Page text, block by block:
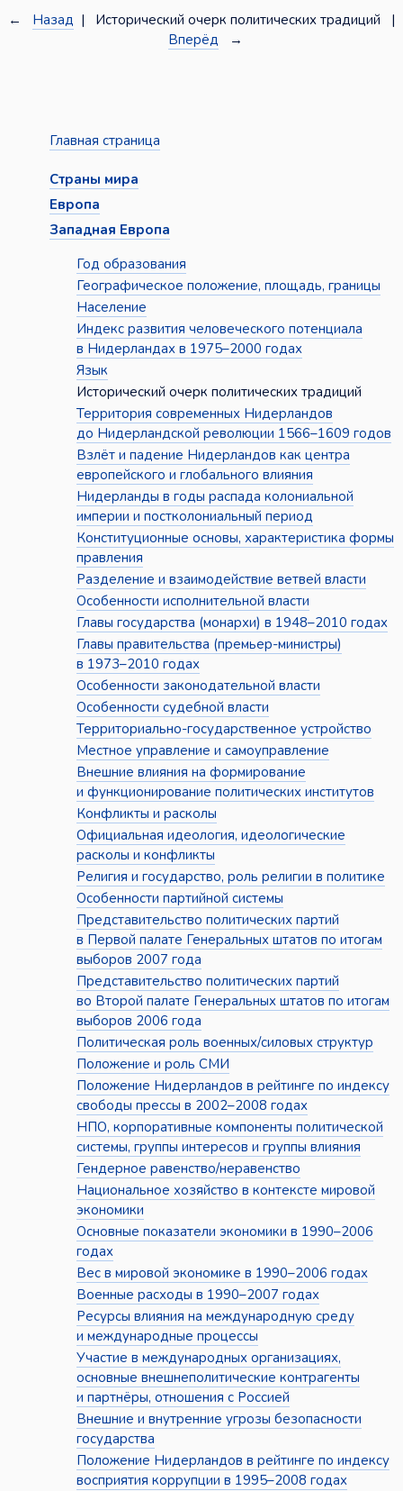
← Назад | Исторический очерк политических традиций |
Вперёд →
Главная страница
Страны мира
Европа
Западная Европа
Год образования
Географическое положение, площадь, границы
Население
Индекс развития человеческого потенциала
в Нидерландах в 1975–2000 годах
Язык
Исторический очерк политических традиций
Территория современных Нидерландов
до Нидерландской революции 1566–1609 годов
Взлёт и падение Нидерландов как центра
европейского и глобального влияния
Нидерланды в годы распада колониальной
империи и постколониальный период
Конституционные основы, характеристика формы
правления
Разделение и взаимодействие ветвей власти
Особенности исполнительной власти
Главы государства (монархи) в 1948–2010 годах
Главы правительства (премьер-министры)
в 1973–2010 годах
Особенности законодательной власти
Особенности судебной власти
Территориально-государственное устройство
Местное управление и самоуправление
Внешние влияния на формирование
и функционирование политических институтов
Конфликты и расколы
Официальная идеология, идеологические
расколы и конфликты
Религия и государство, роль религии в политике
Особенности партийной системы
Представительство политических партий
в Первой палате Генеральных штатов по итогам
выборов 2007 года
Представительство политических партий
во Второй палате Генеральных штатов по итогам
выборов 2006 года
Политическая роль военных/силовых структур
Положение и роль СМИ
Положение Нидерландов в рейтинге по индексу
свободы прессы в 2002–2008 годах
НПО, корпоративные компоненты политической
системы, группы интересов и группы влияния
Гендерное равенство/неравенство
Национальное хозяйство в контексте мировой
экономики
Основные показатели экономики в 1990–2006
годах
Вес в мировой экономике в 1990–2006 годах
Военные расходы в 1990–2007 годах
Ресурсы влияния на международную среду
и международные процессы
Участие в международных организациях,
основные внешнеполитические контрагенты
и партнёры, отношения с Россией
Внешние и внутренние угрозы безопасности
государства
Положение Нидерландов в рейтинге по индексу
восприятия коррупции в 1995–2008 годах